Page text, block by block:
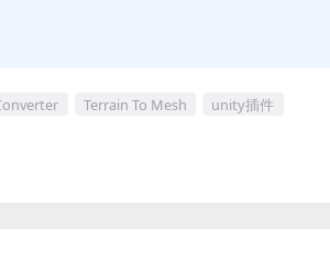
Terrain To Mesh unity插件